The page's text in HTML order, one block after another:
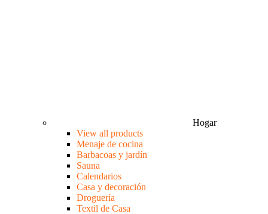
Hogar
View all products
Menaje de cocina
Barbacoas y jardín
Sauna
Calendarios
Casa y decoración
Droguería
Textil de Casa